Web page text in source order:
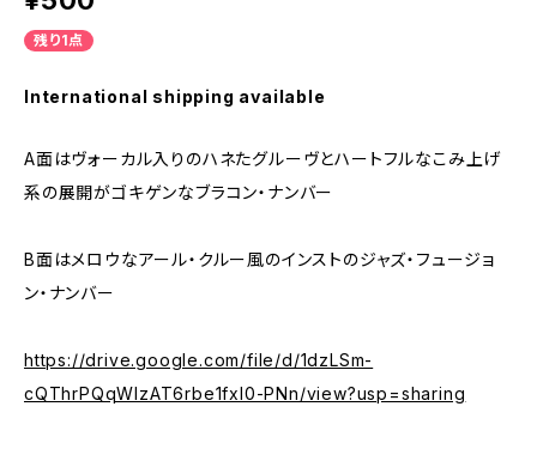
残り1点
International shipping available
A面はヴォーカル入りのハネたグルーヴとハートフルなこみ上げ
系の展開がゴキゲンなブラコン・ナンバー
B面はメロウなアール・クルー風のインストのジャズ・フュージョ
ン・ナンバー
https://drive.google.com/file/d/1dzLSm-
cQThrPQqWIzAT6rbe1fxl0-PNn/view?usp=sharing